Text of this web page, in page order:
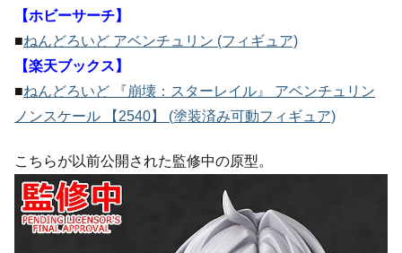
【ホビーサーチ】
■ねんどろいど アベンチュリン (フィギュア)
【楽天ブックス】
■ねんどろいど 『崩壊：スターレイル』 アベンチュリン
ノンスケール 【2540】 (塗装済み可動フィギュア)
こちらが以前公開された監修中の原型。